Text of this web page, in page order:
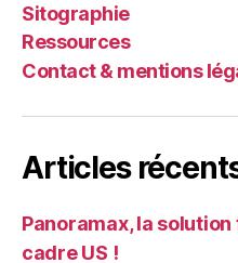
Sitographie
Ressources
Contact & mentions
Articles
Panoramax, la
cadre US !